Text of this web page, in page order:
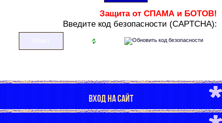
Защита от СПАМА и БОТОВ!
Введите код безопасности (CAPTCHA):
ВХОД НА САЙТ